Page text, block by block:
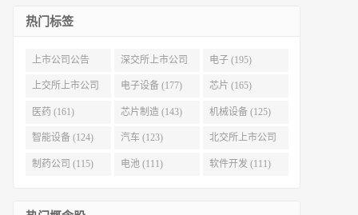
热门标签
上市公司公告
(321)
深交所上市公司
(215)
电子 (195)
上交所上市公司
(186)
电子设备 (177) 芯片 (165)
医药 (161) 芯片制造 (143) 机械设备 (125)
智能设备 (124) 汽车 (123) 北交所上市公司
(116)
制药公司 (115) 电池 (111) 软件开发 (111)